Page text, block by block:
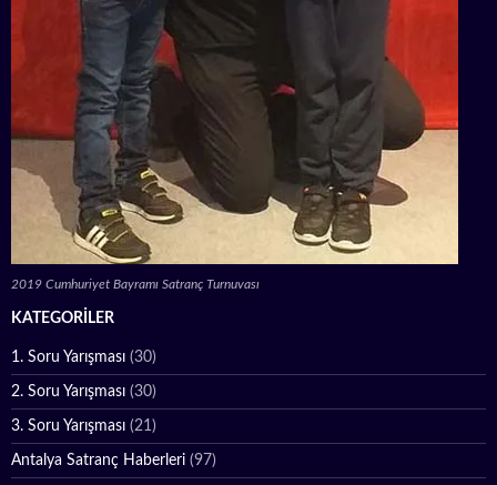
2019 Cumhuriyet Bayramı Satranç Turnuvası
KATEGORILER
1. Soru Yarışması (30)
2. Soru Yarışması (30)
3. Soru Yarışması (21)
Antalya Satranç Haberleri (97)